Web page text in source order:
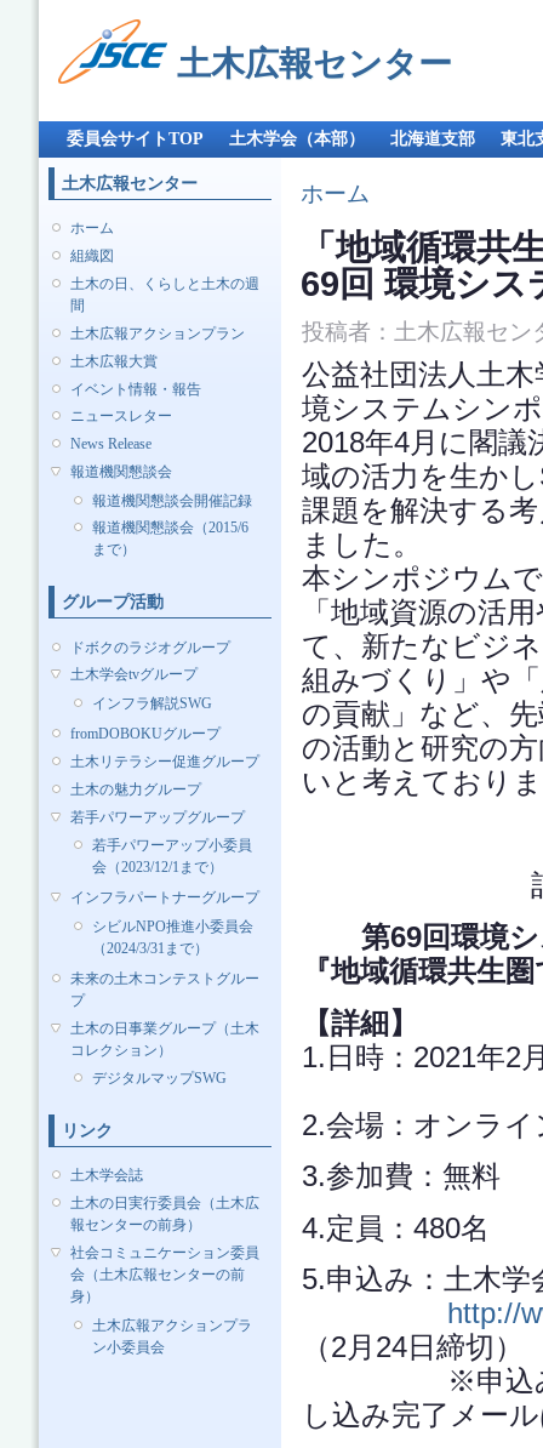
テ
動
土木広報センター
メインメニュー
委員会サイトTOP 土木学会（本部） 北海道支部 東北
土木広報センター
ホーム
組織図
土木の日、くらしと土木の週
間
土木広報アクションプラン
土木広報大賞
イベント情報・報告
ニュースレター
News Release
報道機関懇談会
報道機関懇談会開催記録
報道機関懇談会（2015/6
まで）
グループ活動
ドボクのラジオグループ
土木学会tvグループ
インフラ解説SWG
fromDOBOKUグループ
土木リテラシー促進グループ
土木の魅力グループ
若手パワーアップグループ
若手パワーアップ小委員
会（2023/12/1まで）
インフラパートナーグループ
シビルNPO推進小委員会
（2024/3/31まで）
未来の土木コンテストグルー
プ
土木の日事業グループ（土木
コレクション）
デジタルマップSWG
リンク
土木学会誌
土木の日実行委員会（土木広
報センターの前身）
社会コミュニケーション委員
会（土木広報センターの前
身）
土木広報アクションプラ
ン小委員会
現在地
ホーム
「地域循環共
69回 環境シス
投稿者： 土木広報セン
公益社団法人土
境システムシン
2018年4月に閣議
域の活力を生か
課題を解決する
ました。
本シンポジウム
「地域資源の活
て、新たなビジ
組みづくり」や
の貢献」など、
の活動と研究の
いと考えており
第69回環境シ
『地域循環共生
【詳細】
1.日時：2021年2
2.会場：オンラ
3.参加費：無料
4.定員：480名
5.申込み：土木
http://
（2月24日締切）
※申込みが完
し込み完了メー